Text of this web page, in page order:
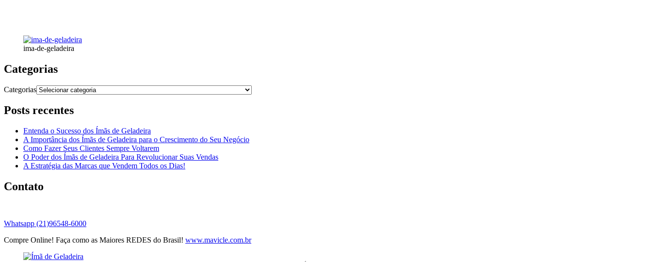
ima-de-geladeira
Categorias
Categorias
Posts recentes
Entenda o Sucesso dos Ímãs de Geladeira
A Importância dos Ímãs de Geladeira para o Crescimento do Seu Negócio
Como Fazer Seus Clientes Sempre Voltarem
O Poder dos Ímãs de Geladeira Para Revolucionar Suas Vendas
A Estratégia das Marcas que Vendem Todos os Dias!
Contato
Whatsapp (21)96548-6000
Compre Online! Faça como as Maiores REDES do Brasil! www.mavicle.com.br